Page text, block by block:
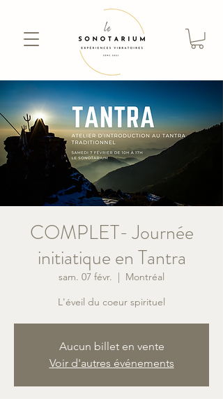
COMPLET- Journée
initiatique en Tantra
sam. 07 févr.
  |
Montréal
L'éveil du coeur spirituel
Aucun billet en vente
Voir d'autres événements